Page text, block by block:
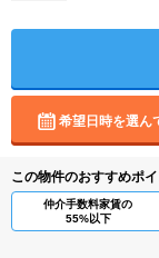
希望日時を選ん
この物件のおすすめポイ
仲介手数料家賃の
55%以下